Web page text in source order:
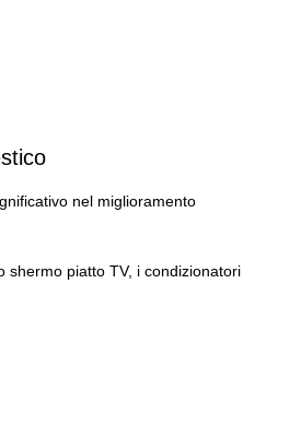
nel miglioramento
shermo piatto TV, i condizionatori